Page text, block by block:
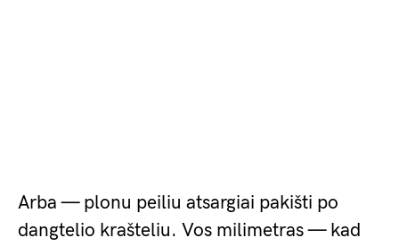
Arba — plonu peiliu atsargiai pakišti po
dangtelio krašteliu. Vos milimetras — kad